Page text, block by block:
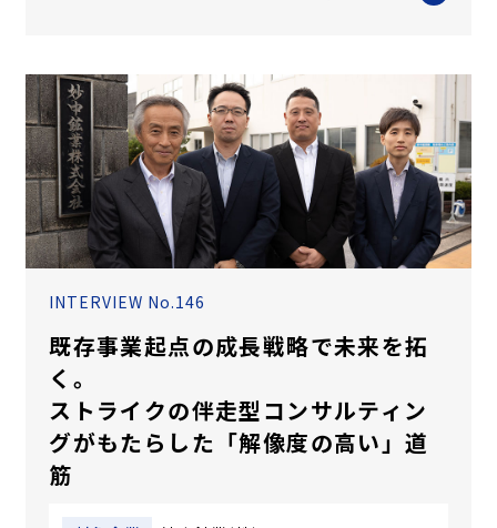
INTERVIEW No.146
既存事業起点の成長戦略で未来を拓
く。
ストライクの伴走型コンサルティン
グがもたらした「解像度の高い」道
筋